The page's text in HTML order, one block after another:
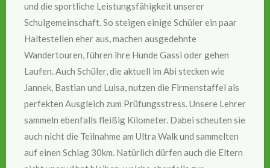
und die sportliche Leistungsfähigkeit unserer
Schulgemeinschaft. So steigen einige Schüler ein paar
Haltestellen eher aus, machen ausgedehnte
Wandertouren, führen ihre Hunde Gassi oder gehen
Laufen. Auch Schüler, die aktuell im Abi stecken wie
Jannek, Bastian und Luisa, nutzen die Firmenstaffel als
perfekten Ausgleich zum Prüfungsstress. Unsere Lehrer
sammeln ebenfalls fleißig Kilometer. Dabei scheuten sie
auch nicht die Teilnahme am Ultra Walk und sammelten
auf einen Schlag 30km. Natürlich dürfen auch die Eltern